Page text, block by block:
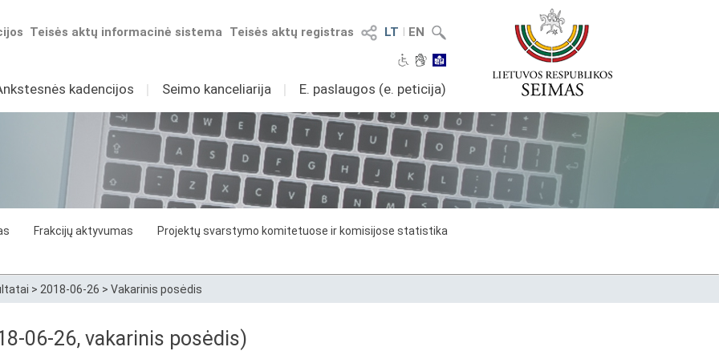
LT I EN
Teisės aktų registras
Teisės aktų informacinė sistema
kadencijos I Seimo kanceliarija I E. paslaugos (e. peticija)
Frakcijų aktyvumas Projektų svarstymo komitetuose ir komisijose statistika
> 2018-06-26 > Vakarinis posėdis
06-26, vakarinis posėdis)